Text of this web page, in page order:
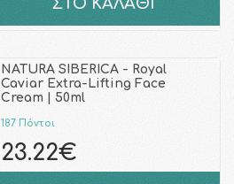
ΣΤΟ ΚΑΛΑΘΙ
NATURA SIBERICA - Royal
Caviar Extra-Lifting Face
Cream | 50ml
187 Πόντοι
23.22€